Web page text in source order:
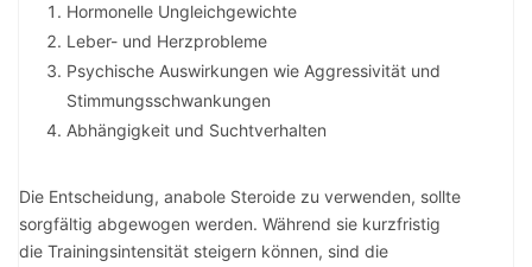
Hormonelle Ungleichgewichte
Leber- und Herzprobleme
Psychische Auswirkungen wie Aggressivität und
Stimmungsschwankungen
Abhängigkeit und Suchtverhalten
Die Entscheidung, anabole Steroide zu verwenden, sollte
sorgfältig abgewogen werden. Während sie kurzfristig
die Trainingsintensität steigern können, sind die